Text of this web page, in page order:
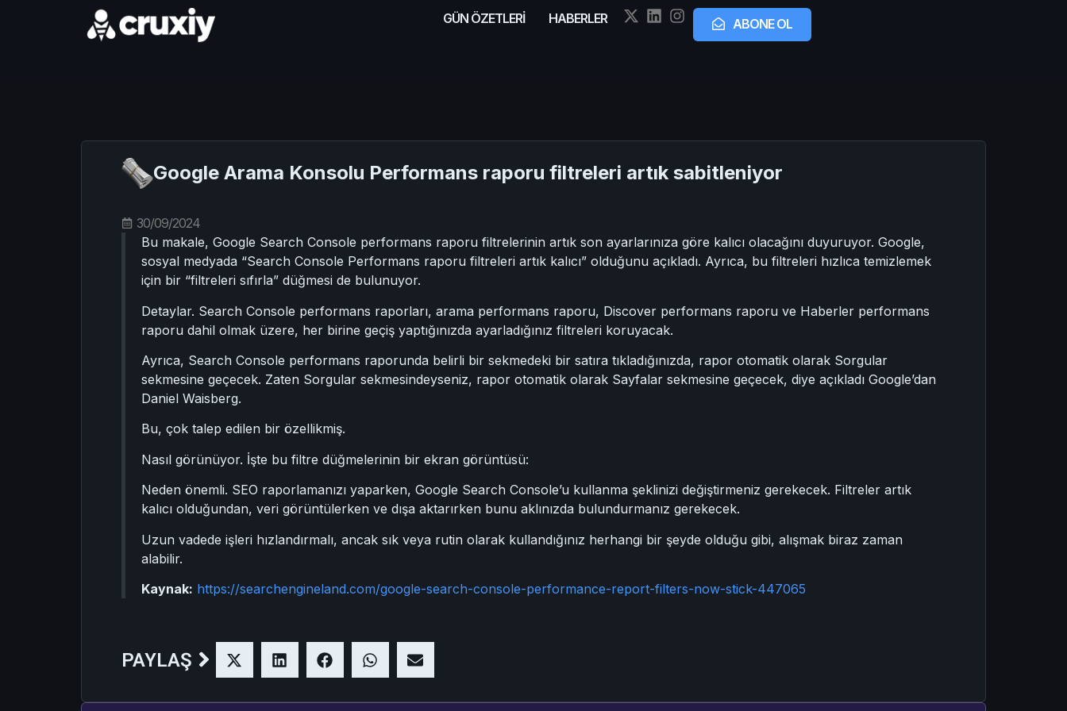
GÜN ÖZETLERİ HABERLER ABONE OL
Google Arama Konsolu Performans raporu filtreleri artık sabitleniyor
30/09/2024
Bu makale, Google Search Console performans raporu filtrelerinin artık son ayarlarınıza göre kalıcı olacağını duyuruyor. Google,
sosyal medyada “Search Console Performans raporu filtreleri artık kalıcı” olduğunu açıkladı. Ayrıca, bu filtreleri hızlıca temizlemek
için bir “filtreleri sıfırla” düğmesi de bulunuyor.
Detaylar. Search Console performans raporları, arama performans raporu, Discover performans raporu ve Haberler performans
raporu dahil olmak üzere, her birine geçiş yaptığınızda ayarladığınız filtreleri koruyacak.
Ayrıca, Search Console performans raporunda belirli bir sekmedeki bir satıra tıkladığınızda, rapor otomatik olarak Sorgular
sekmesine geçecek. Zaten Sorgular sekmesindeyseniz, rapor otomatik olarak Sayfalar sekmesine geçecek, diye açıkladı Google’dan
Daniel Waisberg.
Bu, çok talep edilen bir özellikmiş.
Nasıl görünüyor. İşte bu filtre düğmelerinin bir ekran görüntüsü:
Neden önemli. SEO raporlamanızı yaparken, Google Search Console’u kullanma şeklinizi değiştirmeniz gerekecek. Filtreler artık
kalıcı olduğundan, veri görüntülerken ve dışa aktarırken bunu aklınızda bulundurmanız gerekecek.
Uzun vadede işleri hızlandırmalı, ancak sık veya rutin olarak kullandığınız herhangi bir şeyde olduğu gibi, alışmak biraz zaman
alabilir.
Kaynak: https://searchengineland.com/google-search-console-performance-report-filters-now-stick-447065
PAYLAŞ